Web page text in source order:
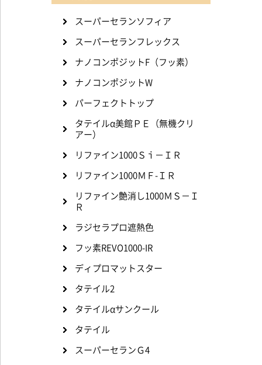
スーパーセランソフィア
スーパーセランフレックス
ナノコンポジットF（フッ素）
ナノコンポジットW
パーフェクトトップ
タテイルα美館ＰＥ（無機クリ
アー）
リファイン1000Ｓｉ－ＩＲ
リファイン1000ＭＦ-ＩＲ
リファイン艶消し1000ＭＳ－Ｉ
Ｒ
ラジセラプロ遮熱色
フッ素REVO1000-IR
ディプロマットスター
タテイル2
タテイルαサンクール
タテイル
スーパーセランＧ4